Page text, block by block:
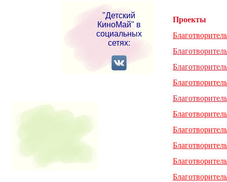
"Детский
КиноМай" в
социальных
сетях:
Проекты